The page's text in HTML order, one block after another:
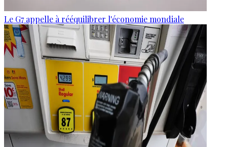
Le G7 appelle à rééquilibrer l'économie mondiale